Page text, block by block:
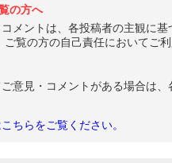
の方へ
メントは、各投稿者の主観に
覧の方の自己責任においてご利
意見・コメントがある場合は
ちらをご覧ください。